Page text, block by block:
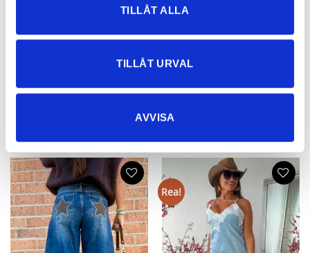
TILLÅT ALLA
TILLÅT URVAL
AVVISA
Flower Scarf – taupe, blue, pink
NYHETER
Rea!